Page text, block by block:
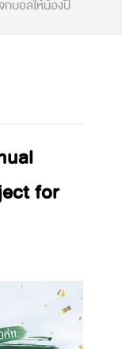
กบอลให้น้องปี
for